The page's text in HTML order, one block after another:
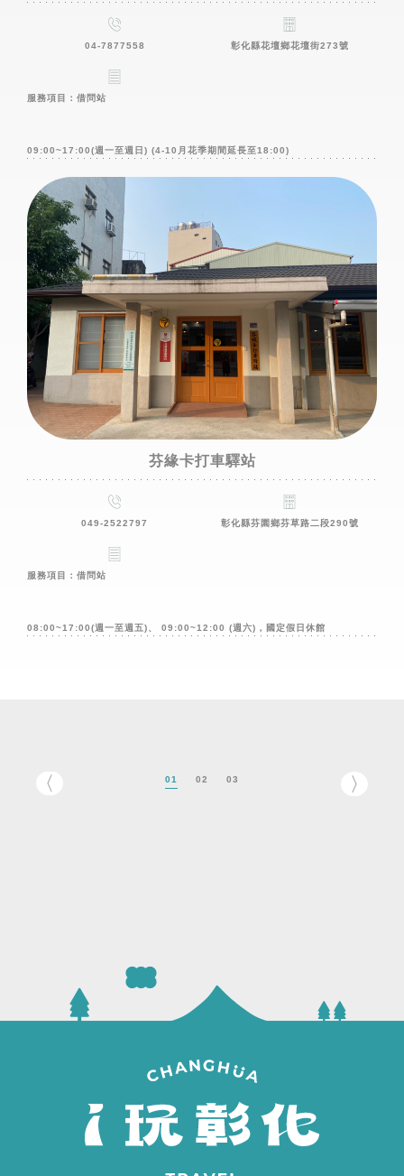
04-7877558 彰化縣花壇鄉花壇街273號
服務項目：借問站
09:00~17:00(週一至週日) (4-10月花季期間延長至18:00)
芬緣卡打車驛站
049-2522797 彰化縣芬園鄉芬草路二段290號
服務項目：借問站
08:00~17:00(週一至週五)、 09:00~12:00 (週六)，國定假日休館
01 02 03